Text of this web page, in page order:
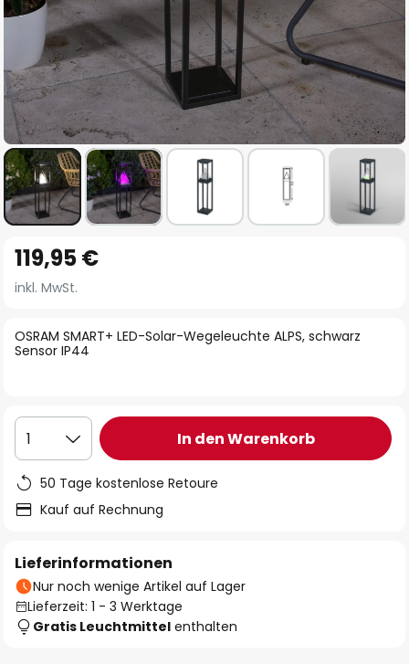
Anfang
der
springen
OSRAM SMART+ LED-Solar-Wegeleuchte ALPS, schwarz
Sensor IP44
119,95 €
inkl. MwSt.
1 In den Warenkorb
50 Tage kostenlose Retoure
Kauf auf Rechnung
Lieferinformationen
Nur noch wenige Artikel auf Lager
Lieferzeit: 1 - 3 Werktage
Gratis Leuchtmittel enthalten